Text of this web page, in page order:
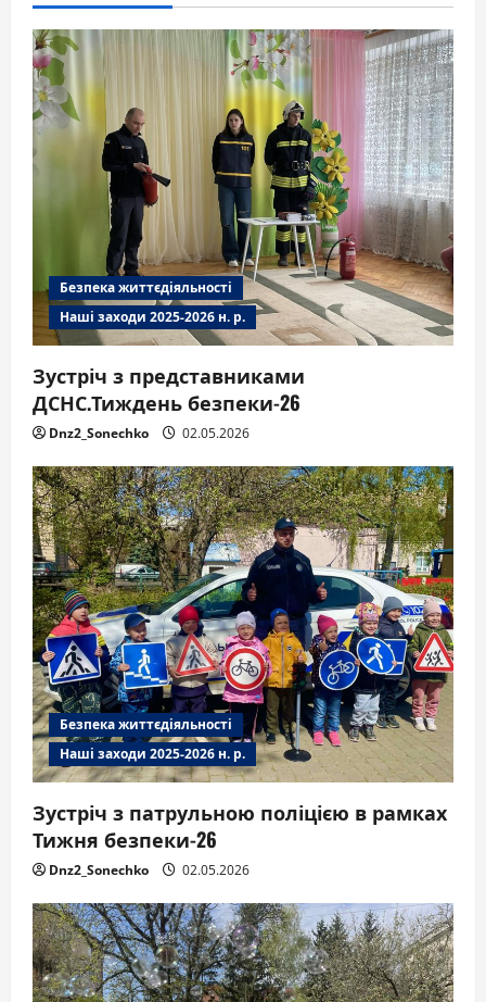
Безпека життєдіяльності
Наші заходи 2025-2026 н. р.
Зустріч з представниками
ДСНС.Тиждень безпеки-26
Dnz2_Sonechko 02.05.2026
Безпека життєдіяльності
Наші заходи 2025-2026 н. р.
Зустріч з патрульною поліцією в рамках
Тижня безпеки-26
Dnz2_Sonechko 02.05.2026